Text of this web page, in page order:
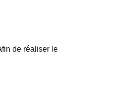
de réaliser le